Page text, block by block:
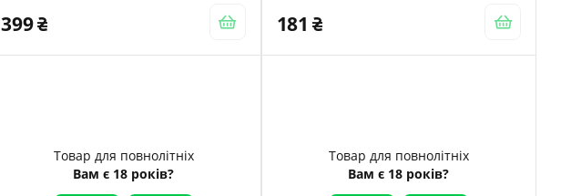
399 181
Товар для повнолітніх
Вам є 18 років?
Товар для повнолітніх
Вам є 18 років?